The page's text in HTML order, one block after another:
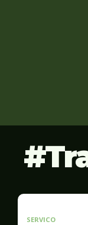
SERVICO